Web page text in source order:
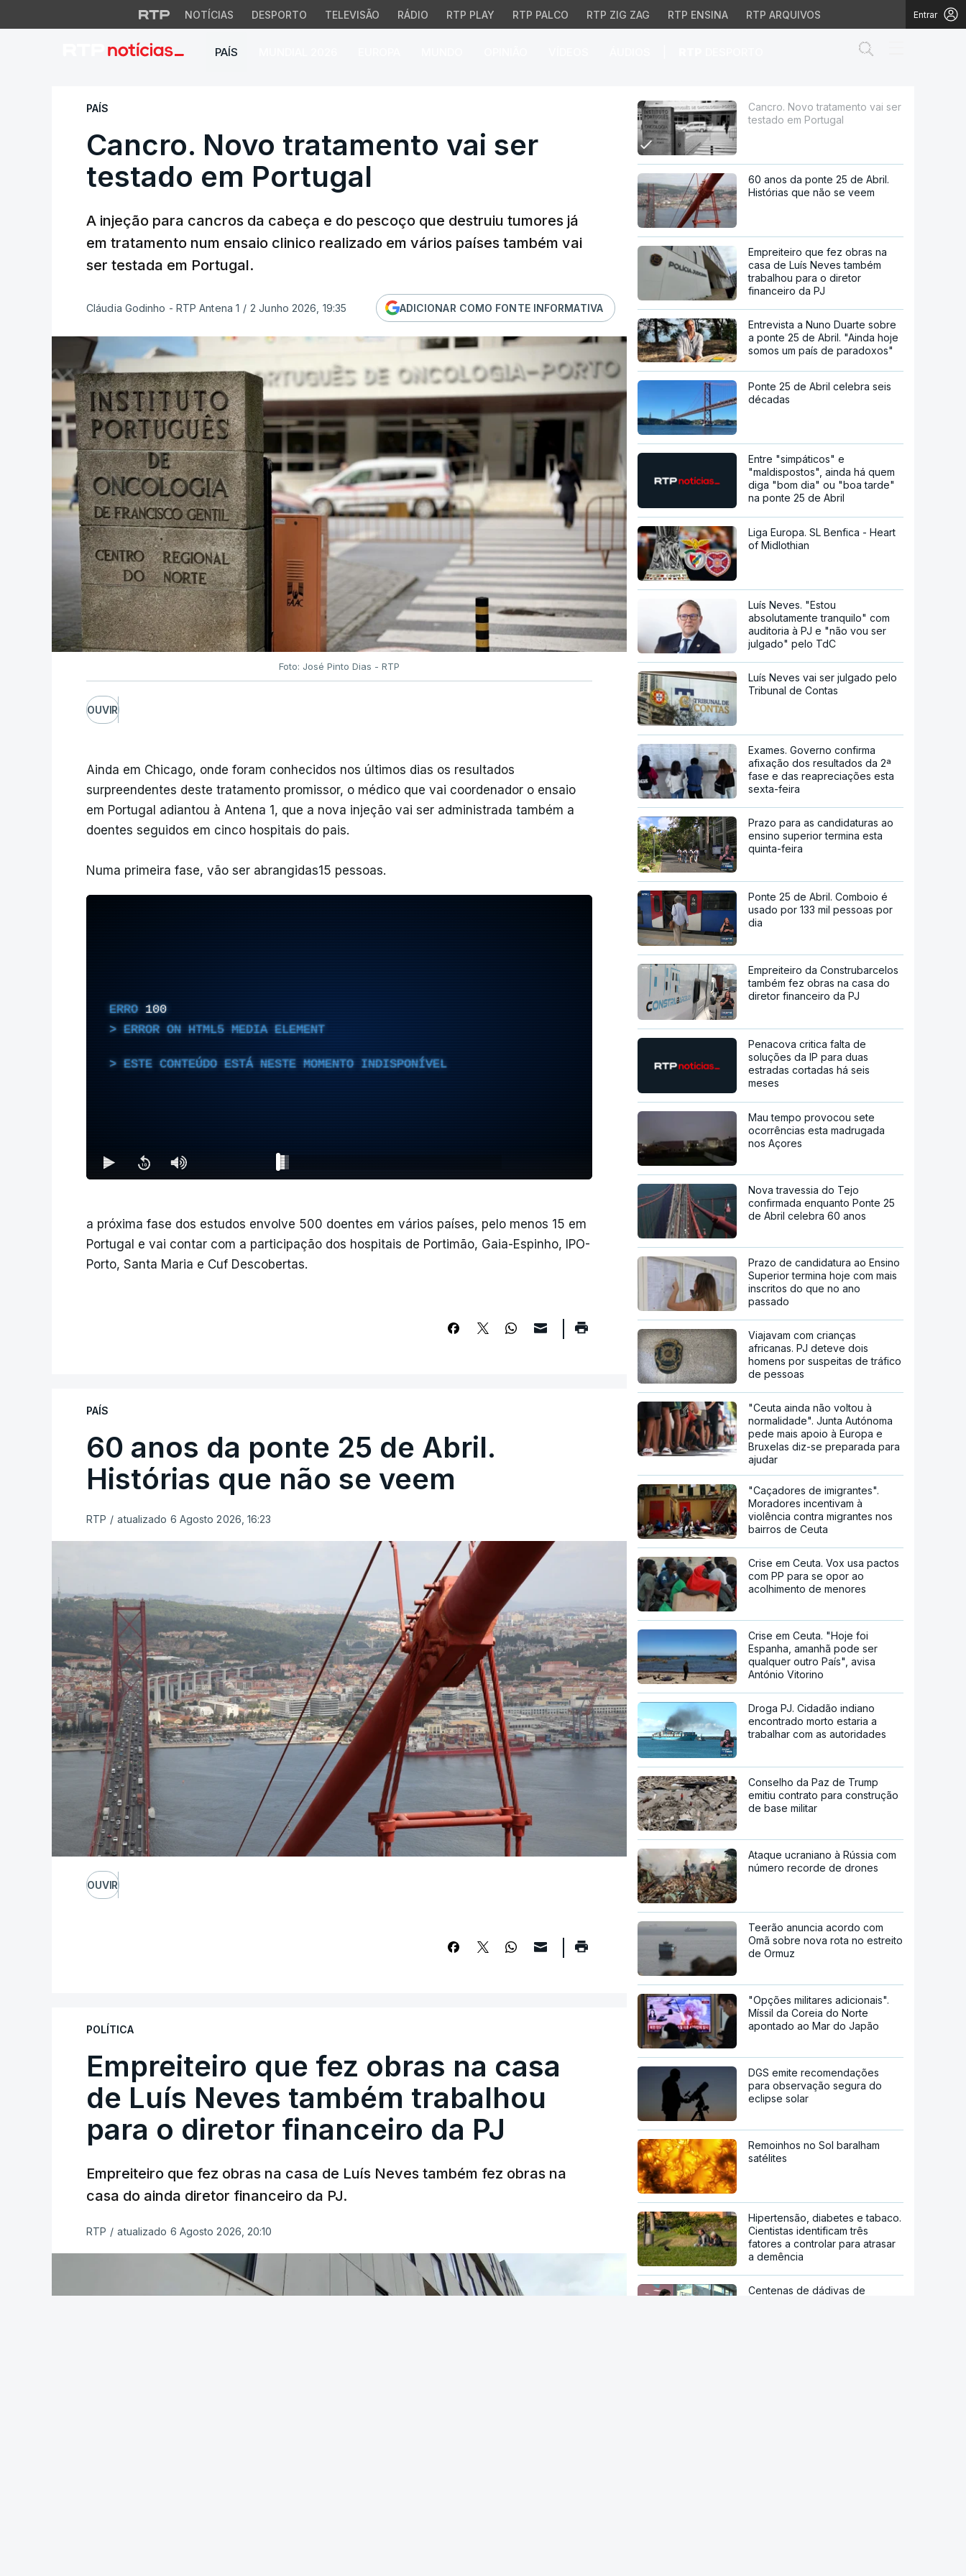
NOTÍCIAS DESPORTO TELEVISÃO RÁDIO RTP PLAY RTP PALCO RTP ZIG ZAG RTP ENSINA RTP ARQUIVOS Entrar
PAÍS
Cancro. Novo tratamento vai ser testado em Portugal
PAÍS
Cancro. Novo tratamento vai ser
testado em Portugal
A injeção para cancros da cabeça e do pescoço que destruiu tumores já
em tratamento num ensaio clinico realizado em vários países também vai
ser testada em Portugal.
Cláudia Godinho - RTP Antena 1 / 2 Junho 2026, 19:35 ADICIONAR COMO FONTE INFORMATIVA
Foto: José Pinto Dias - RTP
OUVIR
Ainda em Chicago, onde foram conhecidos nos últimos dias os resultados
surpreendentes deste tratamento promissor, o médico que vai coordenador o ensaio
em Portugal adiantou à Antena 1, que a nova injeção vai ser administrada também a
doentes seguidos em cinco hospitais do pais.
Numa primeira fase, vão ser abrangidas15 pessoas.
ERRO 100
ERROR ON HTML5 MEDIA ELEMENT
ESTE CONTEÚDO ESTÁ NESTE MOMENTO INDISPONÍVEL
a próxima fase dos estudos envolve 500 doentes em vários países, pelo menos 15 em
Portugal e vai contar com a participação dos hospitais de Portimão, Gaia-Espinho, IPO-
Porto, Santa Maria e Cuf Descobertas.
PAÍS
60 anos da ponte 25 de Abril.
Histórias que não se veem
RTP / atualizado 6 Agosto 2026, 16:23
OUVIR
POLÍTICA
Empreiteiro que fez obras na casa
de Luís Neves também trabalhou
para o diretor financeiro da PJ
Empreiteiro que fez obras na casa de Luís Neves também fez obras na
casa do ainda diretor financeiro da PJ.
RTP / atualizado 6 Agosto 2026, 20:10
Cancro. Novo tratamento vai ser
testado em Portugal
60 anos da ponte 25 de Abril.
Histórias que não se veem
Empreiteiro que fez obras na
casa de Luís Neves também
trabalhou para o diretor
financeiro da PJ
Entrevista a Nuno Duarte sobre
a ponte 25 de Abril. "Ainda hoje
somos um país de paradoxos"
Ponte 25 de Abril celebra seis
décadas
Entre "simpáticos" e
"maldispostos", ainda há quem
diga "bom dia" ou "boa tarde"
na ponte 25 de Abril
Liga Europa. SL Benfica - Heart
of Midlothian
Luís Neves. "Estou
absolutamente tranquilo" com
auditoria à PJ e "não vou ser
julgado" pelo TdC
Luís Neves vai ser julgado pelo
Tribunal de Contas
Exames. Governo confirma
afixação dos resultados da 2ª
fase e das reapreciações esta
sexta-feira
Prazo para as candidaturas ao
ensino superior termina esta
quinta-feira
Ponte 25 de Abril. Comboio é
usado por 133 mil pessoas por
dia
Empreiteiro da Construbarcelos
também fez obras na casa do
diretor financeiro da PJ
Penacova critica falta de
soluções da IP para duas
estradas cortadas há seis
meses
Mau tempo provocou sete
ocorrências esta madrugada
nos Açores
Nova travessia do Tejo
confirmada enquanto Ponte 25
de Abril celebra 60 anos
Prazo de candidatura ao Ensino
Superior termina hoje com mais
inscritos do que no ano
passado
Viajavam com crianças
africanas. PJ deteve dois
homens por suspeitas de tráfico
de pessoas
"Ceuta ainda não voltou à
normalidade". Junta Autónoma
pede mais apoio à Europa e
Bruxelas diz-se preparada para
ajudar
"Caçadores de imigrantes".
Moradores incentivam à
violência contra migrantes nos
bairros de Ceuta
Crise em Ceuta. Vox usa pactos
com PP para se opor ao
acolhimento de menores
Crise em Ceuta. "Hoje foi
Espanha, amanhã pode ser
qualquer outro País", avisa
António Vitorino
Droga PJ. Cidadão indiano
encontrado morto estaria a
trabalhar com as autoridades
Conselho da Paz de Trump
emitiu contrato para construção
de base militar
Ataque ucraniano à Rússia com
número recorde de drones
Teerão anuncia acordo com
Omã sobre nova rota no estreito
de Ormuz
"Opções militares adicionais".
Míssil da Coreia do Norte
apontado ao Mar do Japão
DGS emite recomendações
para observação segura do
eclipse solar
Remoinhos no Sol baralham
satélites
Hipertensão, diabetes e tabaco.
Cientistas identificam três
fatores a controlar para atrasar
a demência
Centenas de dádivas de